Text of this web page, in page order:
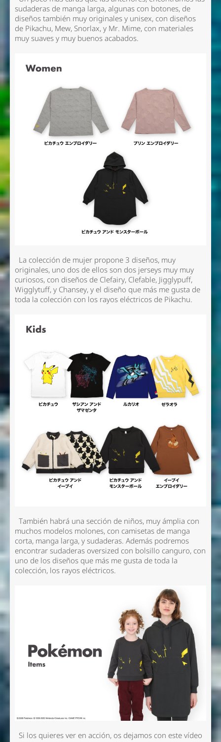
sudaderas de manga larga, algunas con botones, de
diseños también muy originales y unisex, con diseños
de Pikachu, Mew, Snorlax, y Mr. Mime, con materiales
muy suaves y muy buenos acabados.
La colección de mujer propone 3 diseños, muy
originales, uno dos de ellos son dos jerseys muy muy
curiosos, con diseños de Clefairy, Clefable, Jigglypuff,
Wigglytuff, y Chansey, y el diseño que más me gusta de
toda la colección con los rayos eléctricos de Pikachu.
También habrá una sección de niños, muy ámplia con
muchos modelos molones, con camisetas de manga
corta, manga larga, y sudaderas. Además podremos
encontrar sudaderas oversized con bolsillo canguro, con
uno de los diseños que más me gusta de toda la
colección, los rayos eléctricos.
Si los quieres ver en acción, os dejamos con este vídeo